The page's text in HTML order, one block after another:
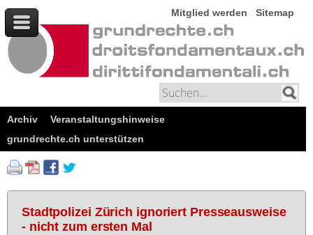
Mitglied werden Sitemap
Archiv
Veranstaltungshinweise
grundrechte.ch unterstützen
Stadtpolizei Zürich ignoriert Presseausweise
- nicht zum ersten Mal